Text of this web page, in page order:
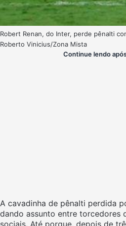
Robert Renan, do Inter, perde pênalti
Roberto Vinicius/Zona Mista
Continue lendo
A cavadinha de pênalti perdida
dando assunto entre torcedores